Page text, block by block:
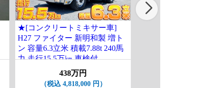
★[コンクリートミキサー車]
H27 ファイター 新明和製 増ト
ン 容量6.3立米 積載7.88t 240馬
力 走行15.5万㎞ 車検付
438万円
（税込 4,818,000 円）